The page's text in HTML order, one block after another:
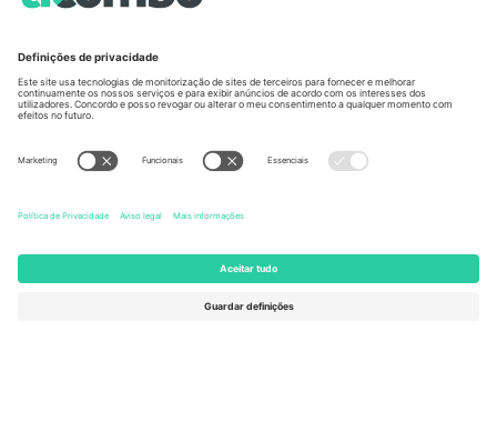
Germany
Unter den Linden 24, 10117
United Kingdom
167 City Road, London, Greater
Kingdom
United States
Newark, Delaware 19713, United
States
Engelberg, Switzerland